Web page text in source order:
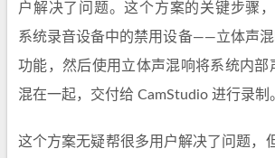
户解决了问题。这个方案的关键步骤
系统录音设备中的禁用设备——立体声混
功能，然后使用立体声混响将系统内部
混在一起，交付给 CamStudio 进行录制
这个方案无疑帮很多用户解决了问题，